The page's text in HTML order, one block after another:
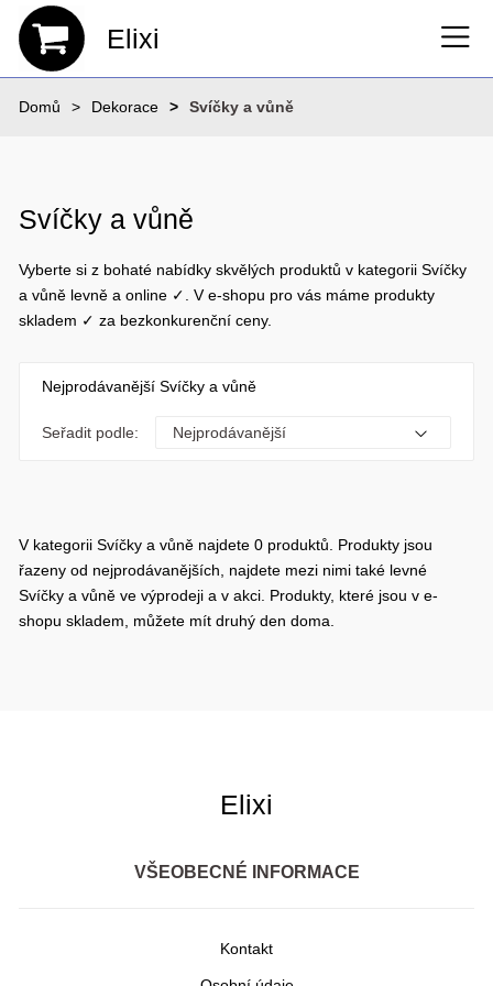
Elixi
Domů Dekorace Svíčky a vůně
Svíčky a vůně
Vyberte si z bohaté nabídky skvělých produktů v kategorii Svíčky
a vůně levně a online ✓. V e-shopu pro vás máme produkty
skladem ✓ za bezkonkurenční ceny.
Nejprodávanější Svíčky a vůně
Seřadit podle:
V kategorii Svíčky a vůně najdete 0 produktů. Produkty jsou
řazeny od nejprodávanějších, najdete mezi nimi také levné
Svíčky a vůně ve výprodeji a v akci. Produkty, které jsou v e-
shopu skladem, můžete mít druhý den doma.
Elixi
VŠEOBECNÉ INFORMACE
Kontakt